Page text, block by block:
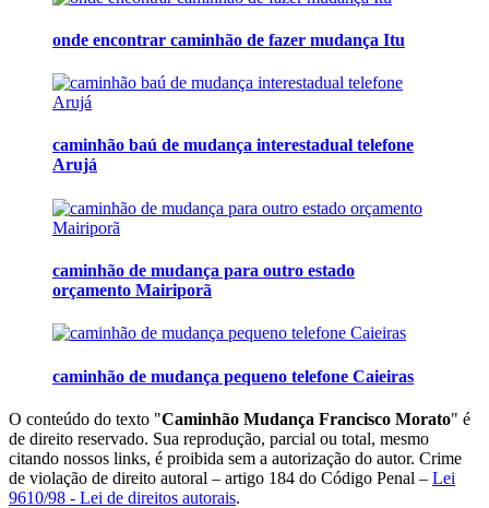
onde encontrar caminhão de fazer mudança Itu
caminhão baú de mudança interestadual telefone
Arujá
caminhão de mudança para outro estado
orçamento Mairiporã
caminhão de mudança pequeno telefone Caieiras
O conteúdo do texto "Caminhão Mudança Francisco Morato" é
de direito reservado. Sua reprodução, parcial ou total, mesmo
citando nossos links, é proibida sem a autorização do autor. Crime
de violação de direito autoral – artigo 184 do Código Penal – Lei
9610/98 - Lei de direitos autorais.